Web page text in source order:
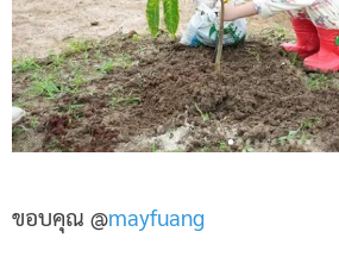
ขอบคุณ @mayfuang